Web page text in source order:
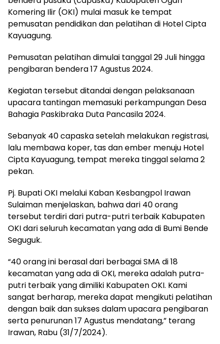
Komering Ilir (OKI) mulai masuk ke tempat
pemusatan pendidikan dan pelatihan di Hotel Cipta
Kayuagung.
Pemusatan pelatihan dimulai tanggal 29 Juli hingga
pengibaran bendera 17 Agustus 2024.
Kegiatan tersebut ditandai dengan pelaksanaan
upacara tantingan memasuki perkampungan Desa
Bahagia Paskibraka Duta Pancasila 2024.
Sebanyak 40 capaska setelah melakukan registrasi,
lalu membawa koper, tas dan ember menuju Hotel
Cipta Kayuagung, tempat mereka tinggal selama 2
pekan.
Pj. Bupati OKI melalui Kaban Kesbangpol Irawan
Sulaiman menjelaskan, bahwa dari 40 orang
tersebut terdiri dari putra-putri terbaik Kabupaten
OKI dari seluruh kecamatan yang ada di Bumi Bende
Seguguk.
“40 orang ini berasal dari berbagai SMA di 18
kecamatan yang ada di OKI, mereka adalah putra-
putri terbaik yang dimiliki Kabupaten OKI. Kami
sangat berharap, mereka dapat mengikuti pelatihan
dengan baik dan sukses dalam upacara pengibaran
serta penurunan 17 Agustus mendatang,” terang
Irawan, Rabu (31/7/2024).